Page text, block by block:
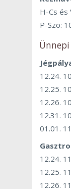
H-Cs és
P-Szo:
12.24.
12.25.
12.26.
12.31.
01.01.
12.24.
12.25.
12.26.